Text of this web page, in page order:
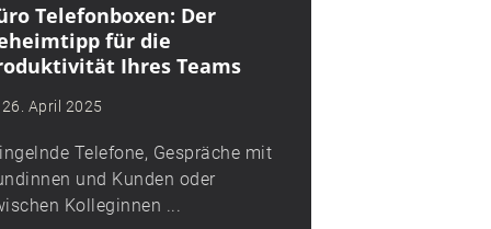
Telefonboxen: Der
für die
Ihres Teams
26. April 2025
Telefone, Gespräche mit
und Kunden oder
Kolleginnen ...